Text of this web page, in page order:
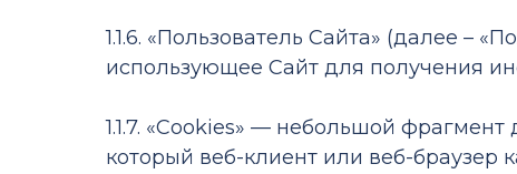
1.1.6. «Пользователь Сайта» (далее –
использующее Сайт для получения
1.1.7. «Cookies» — небольшой
который веб-клиент или веб-браузер